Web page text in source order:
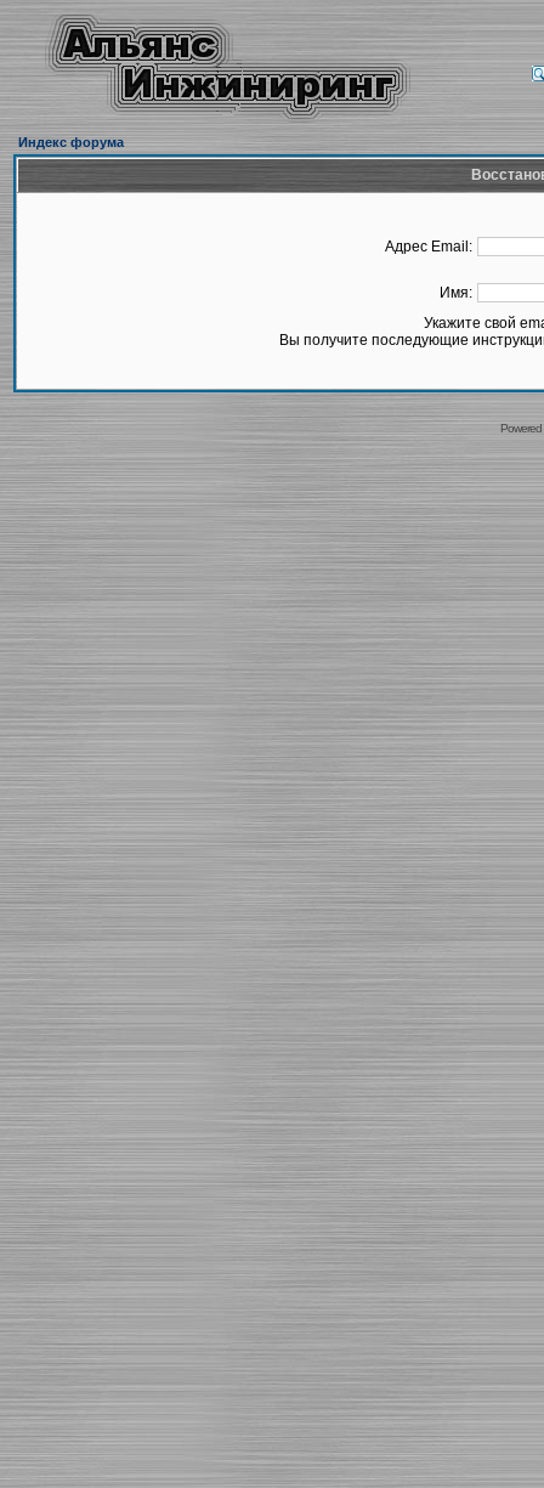
Индекс форума
Адрес Email:
Имя:
Укажите свой
Вы получите последующие